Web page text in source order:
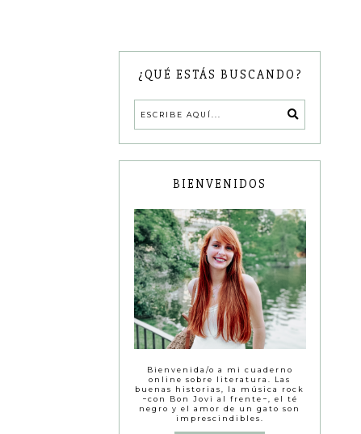
¿QUÉ ESTÁS BUSCANDO?
BIENVENIDOS
Bienvenida/o a mi cuaderno
online sobre literatura. Las
buenas historias, la música rock
−con Bon Jovi al frente−, el té
negro y el amor de un gato son
imprescindibles.